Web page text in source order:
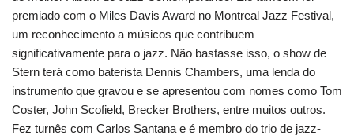
premiado com o Miles Davis Award no Montreal Jazz Festival,
um reconhecimento a músicos que contribuem
significativamente para o jazz. Não bastasse isso, o show de
Stern terá como baterista Dennis Chambers, uma lenda do
instrumento que gravou e se apresentou com nomes como Tom
Coster, John Scofield, Brecker Brothers, entre muitos outros.
Fez turnês com Carlos Santana e é membro do trio de jazz-